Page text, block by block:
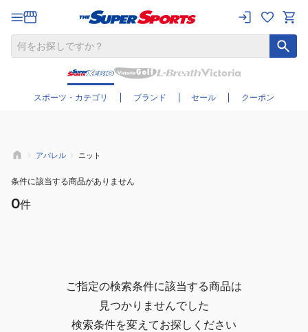
スポーツ・カテゴリ ブランド セール クーポン
さらに絞り込む
アパレル ニット
条件に該当する商品がありません
0件
ご指定の検索条件に該当する商品は
見つかりませんでした
検索条件を変えてお探しください